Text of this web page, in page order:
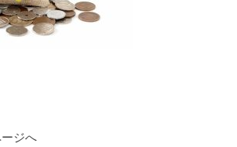
ージへ